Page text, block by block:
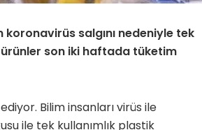
salgını nedeniyle tek
ürünler son iki haftada tüketim
Bilim insanları virüs ile
ile tek kullanımlık plastik